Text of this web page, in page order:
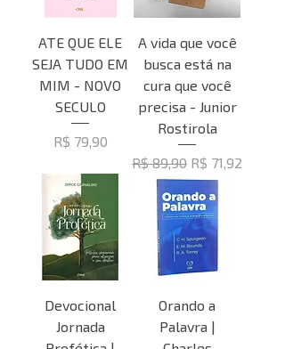
ATE QUE ELE
SEJA TUDO EM
MIM - NOVO
SECULO
Preço
R$ 79,90
A vida que você
busca está na
cura que você
precisa - Junior
Rostirola
Preço normal
R$ 89,90 Preço
R$ 71,92
Devocional
Jornada
Orando a
Palavra |